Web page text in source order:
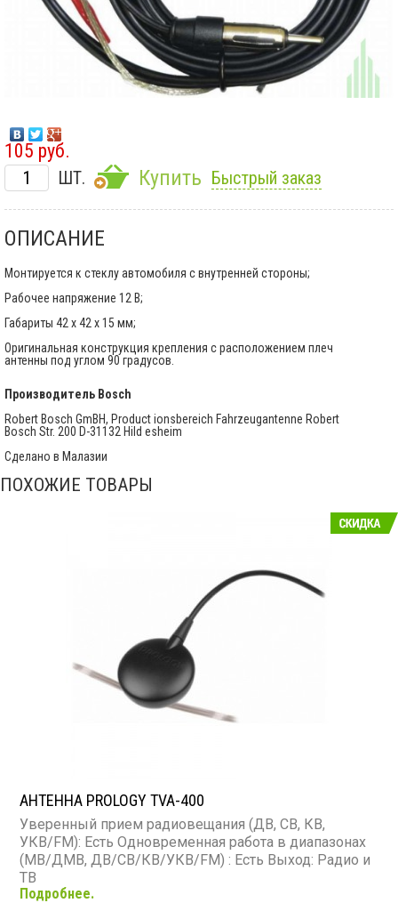
105 руб.
ШТ. Купить Быстрый заказ
ОПИСАНИЕ
Монтируется к стеклу автомобиля с внутренней стороны;
Рабочее напряжение 12 В;
Габариты 42 х 42 х 15 мм;
Оригинальная конструкция крепления с расположением плеч
антенны под углом 90 градусов.
Производитель Bosch
Robert Bosch GmBH, Product ionsbereich Fahrzeugantenne Robert
Bosch Str. 200 D-31132 Hild esheim
Сделано в Малазии
ПОХОЖИЕ ТОВАРЫ
АНТЕННА PROLOGY TVA-400
Уверенный прием радиовещания (ДВ, СВ, КВ,
УКВ/FM): Есть Одновременная работа в диапазонах
(МВ/ДМВ, ДВ/СВ/КВ/УКВ/FM) : Есть Выход: Радио и
ТВ
Подробнее.